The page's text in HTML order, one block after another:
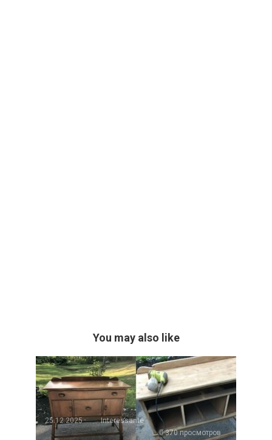
You may also like
25.12.2025
Interessante
370 просмотров